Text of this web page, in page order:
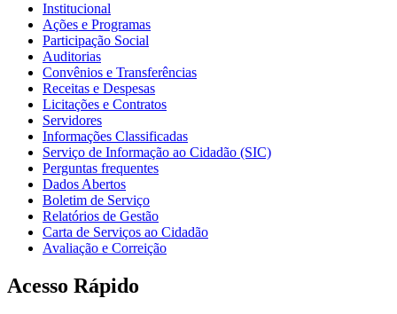
Institucional
Ações e Programas
Participação Social
Auditorias
Convênios e Transferências
Receitas e Despesas
Licitações e Contratos
Servidores
Informações Classificadas
Serviço de Informação ao Cidadão (SIC)
Perguntas frequentes
Dados Abertos
Boletim de Serviço
Relatórios de Gestão
Carta de Serviços ao Cidadão
Avaliação e Correição
Acesso Rápido